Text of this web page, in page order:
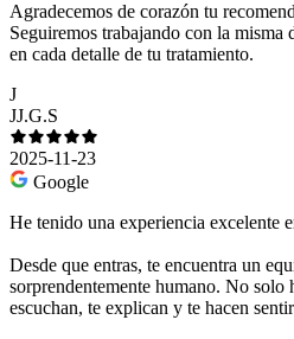
Agradecemos de corazón tu
Seguiremos trabajando con la misma
en cada detalle de tu tratamiento.
J
JJ.G.S
2025-11-23
Google
He tenido una experiencia excelente
Desde que entras, te encuentra un
sorprendentemente humano. No solo
escuchan, te explican y te hacen